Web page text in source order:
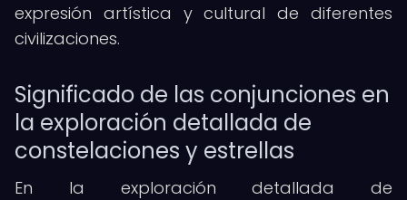
expresión artística y cultural de diferentes
civilizaciones.
Significado de las conjunciones en
la exploración detallada de
constelaciones y estrellas
En la exploración detallada de